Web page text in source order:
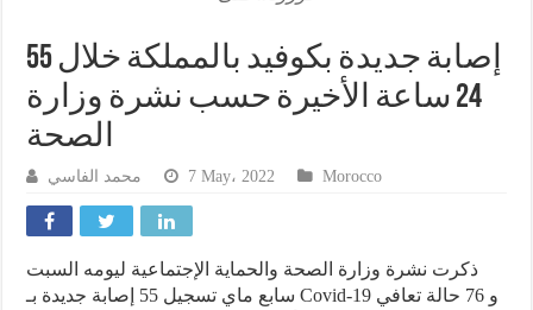
55 إصابة جديدة بكوفيد بالمملكة خلال
24 ساعة الأخيرة حسب نشرة وزارة
الصحة
محمد الفاسي 7 May، 2022 Morocco
ذكرت نشرة وزارة الصحة والحماية الإجتماعية ليومه السبت
سابع ماي تسجيل 55 إصابة جديدة بـ Covid-19 و 76 حالة تعافي